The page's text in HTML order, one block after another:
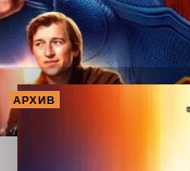
АРХИВ